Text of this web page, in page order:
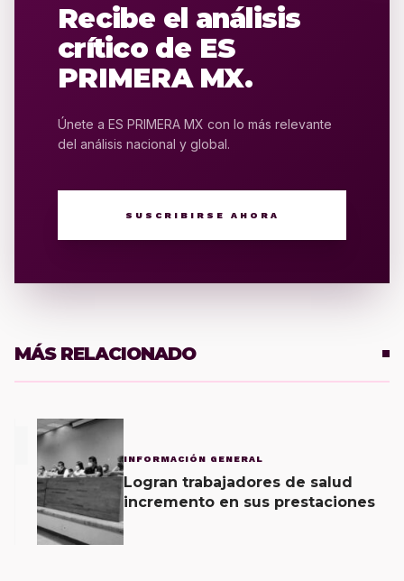
Recibe el análisis
crítico de ES
PRIMERA MX.
Únete a ES PRIMERA MX con lo más relevante
del análisis nacional y global.
SUSCRIBIRSE AHORA
MÁS RELACIONADO
INFORMACIÓN GENERAL
Logran trabajadores de salud
incremento en sus prestaciones